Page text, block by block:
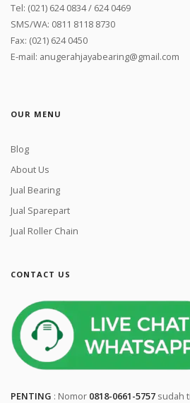
Tel: (021) 624 0834 / 624 0469
SMS/WA: 0811 8118 8730
Fax: (021) 624 0450
E-mail: anugerahjayabearing@gmail.com
OUR MENU
Blog
About Us
Jual Bearing
Jual Sparepart
Jual Roller Chain
CONTACT US
PENTING : Nomor 0818-0661-5757 sudah